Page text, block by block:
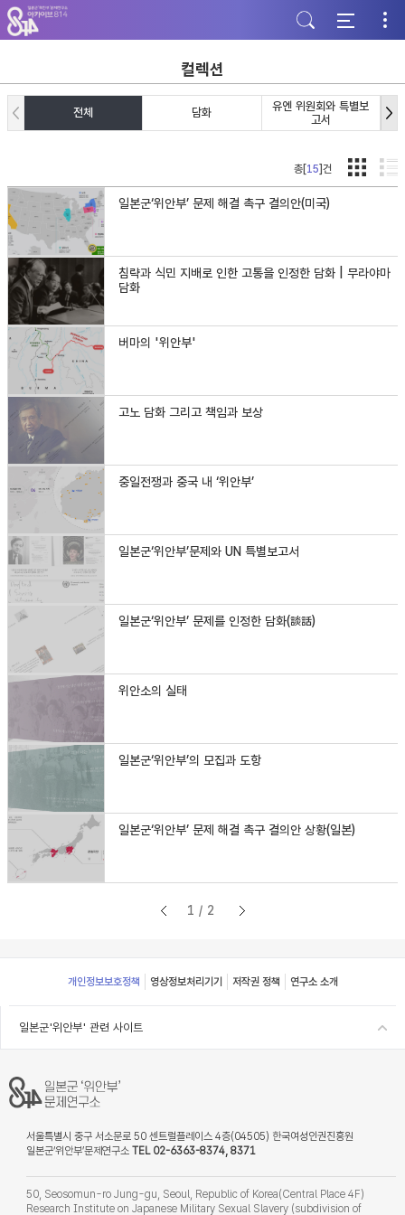
주
메
뉴
가
기
본
문
바
기
하
단
바
기
컬렉션
전체 담화
유엔 위원회와 특별보
고서
총[15]건
일본군‘위안부’ 문제 해결 촉구 결의안(미국)
침략과 식민 지배로 인한 고통을 인정한 담화 | 무라야마
담화
버마의 '위안부'
고노 담화 그리고 책임과 보상
중일전쟁과 중국 내 ‘위안부’
일본군‘위안부’문제와 UN 특별보고서
일본군‘위안부’ 문제를 인정한 담화(談話)
위안소의 실태
일본군‘위안부’의 모집과 도항
일본군‘위안부’ 문제 해결 촉구 결의안 상황(일본)
1/2
Footer
개인정보보호정책 영상정보처리기기 저작권 정책 연구소 소개
일본군'위안부' 관련 사이트
서울특별시 중구 서소문로 50 센트럴플레이스 4층(04505) 한국여성인권진흥원
일본군‘위안부’문제연구소 TEL 02-6363-8374, 8371
50, Seosomun-ro Jung-gu, Seoul, Republic of Korea(Central Place 4F)
Research Institute on Japanese Military Sexual Slavery (subdivision of